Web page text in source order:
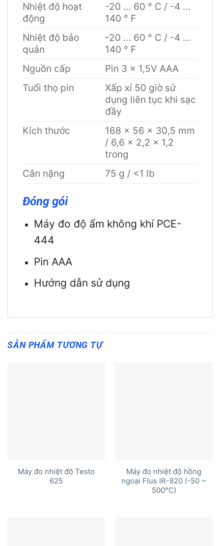
Nhiệt độ hoạt
động
-20 … 60 ° C / -4 …
140 ° F
Nhiệt độ bảo
quản
-20 … 60 ° C / -4 …
140 ° F
Nguồn cấp
Pin 3 x 1,5V AAA
Tuổi thọ pin
Xấp xỉ 50 giờ sử
dụng liên tục khi sạc
đầy
Kích thước
168 x 56 x 30,5 mm
/ 6,6 x 2,2 x 1,2
trong
Cân nặng
75 g / <1 lb
Đóng gói
Máy đo độ ẩm không khí PCE-
444
Pin AAA
Hướng dẫn sử dụng
SẢN PHẨM TƯƠNG TỰ
Máy đo nhiệt độ Testo
625
Máy đo nhiệt độ hồng
ngoại Flus IR-820 (-50 ~
500°C)